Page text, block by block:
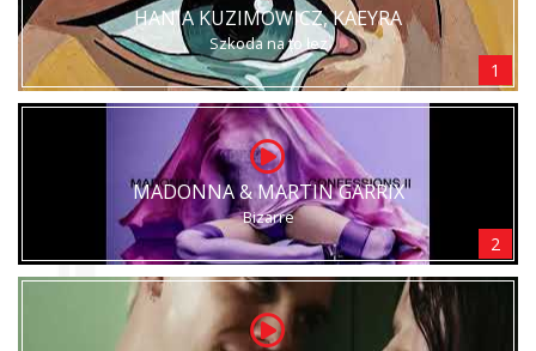
HANIA KUZIMOWICZ, KAEYRA
Szkoda na to łez
1
MADONNA & MARTIN GARRIX
Bizarre
2